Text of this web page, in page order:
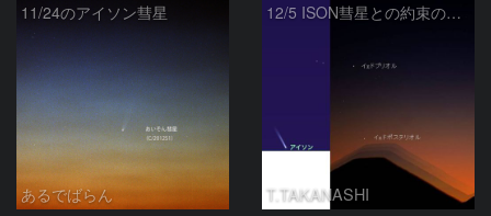
11/24のアイソン彗星
あるでばらん
12/5 ISON彗星との約束の地へ
T.TAKANASHI